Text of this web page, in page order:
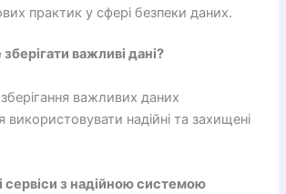
практик у сфері безпеки даних.
важливі дані?
важливих даних
використовувати надійні та захищені
сервіси з надійною системою